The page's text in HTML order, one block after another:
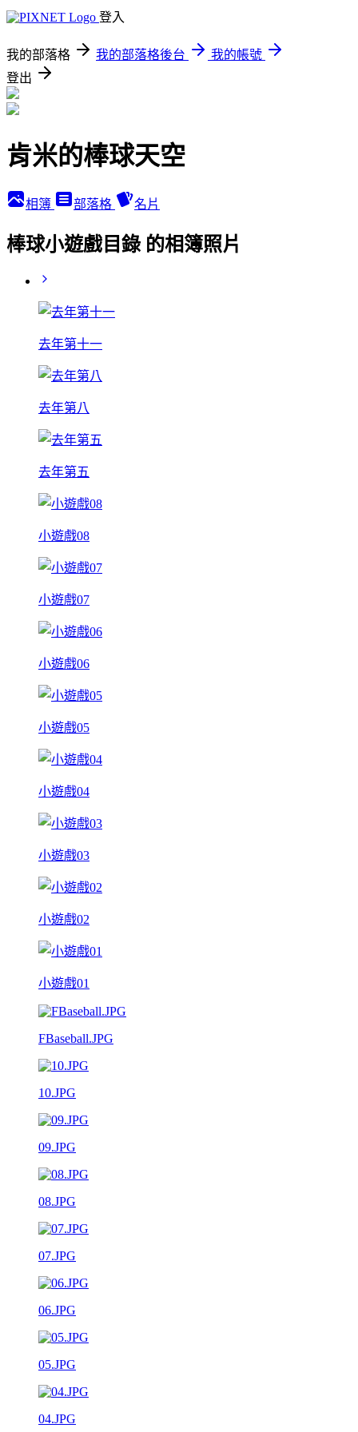
登入
我的部落格 我的部落格後台
我的帳號
登出
肯米的棒球天空
相簿 部落格 名片
棒球小遊戲目錄 的相簿照片
去年第十一
去年第八
去年第五
小遊戲08
小遊戲07
小遊戲06
小遊戲05
小遊戲04
小遊戲03
小遊戲02
小遊戲01
FBaseball.JPG
10.JPG
09.JPG
08.JPG
07.JPG
06.JPG
05.JPG
04.JPG